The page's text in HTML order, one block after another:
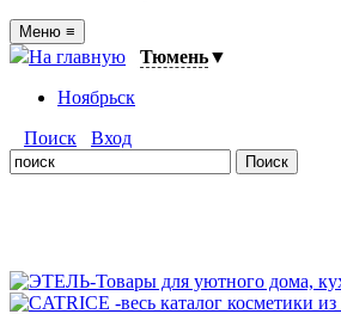
Меню ≡
На главную Тюмень▼
Ноябрьск
Поиск
Вход